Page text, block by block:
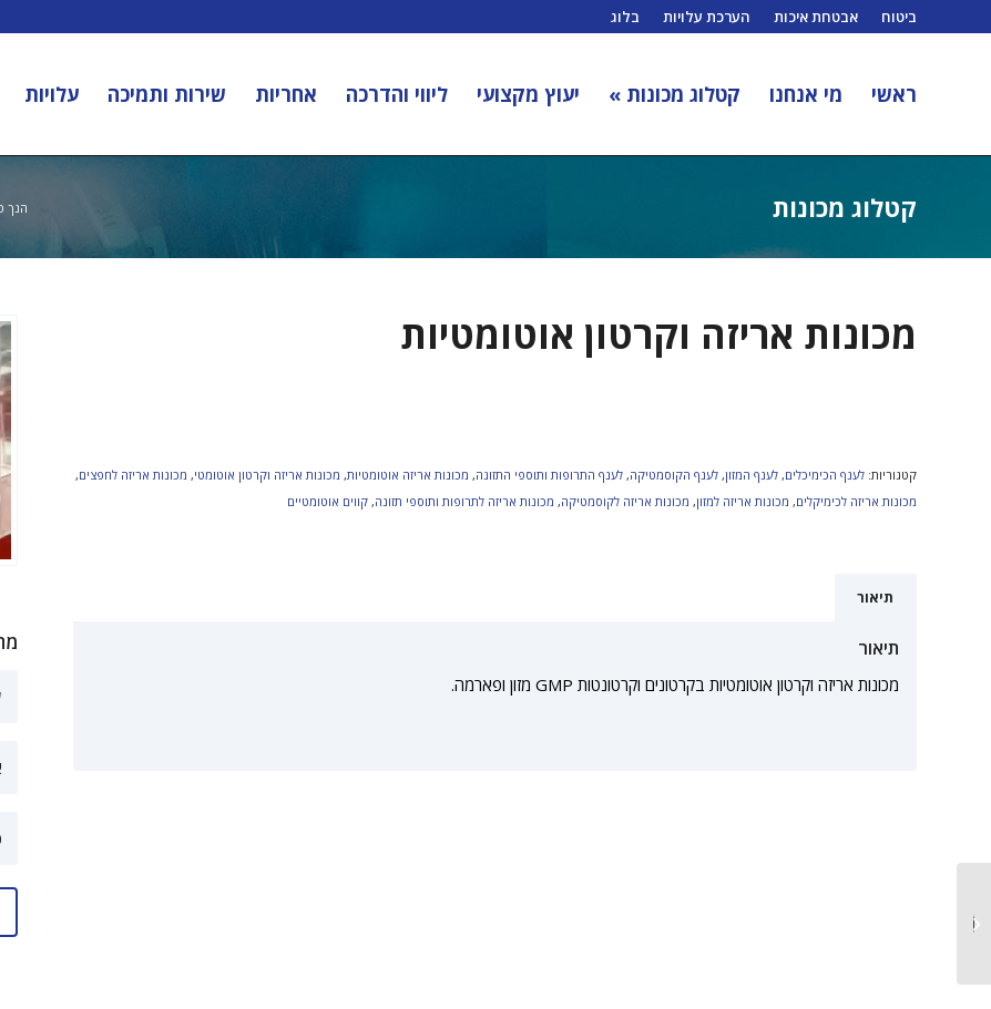
ביטוח אבטחת איכות הערכת עלויות בלוג
ראשי מי אנחנו קטלוג מכונות » יעוץ מקצועי ליווי והדרכה אחריות שירות ותמיכה עלויות
קטלוג מכונות הנך
מכונות אריזה וקרטון אוטומטיות
קטגוריות: לענף הכימיכלים, לענף המזון, לענף הקוסמטיקה, לענף התרופות ותוספי התזונה, מכונות אריזה אוטומטיות, מכונות אריזה וקרטון אוטומטי, מכונות אריזה לחפצים,
מכונות אריזה לכימיקלים, מכונות אריזה למזון, מכונות אריזה לקוסמטיקה, מכונות אריזה לתרופות ותוספי תזונה, קווים אוטומטיים
תיאור
תיאור
מכונות אריזה וקרטון אוטומטיות בקרטונים וקרטונטות GMP מזון ופארמה.